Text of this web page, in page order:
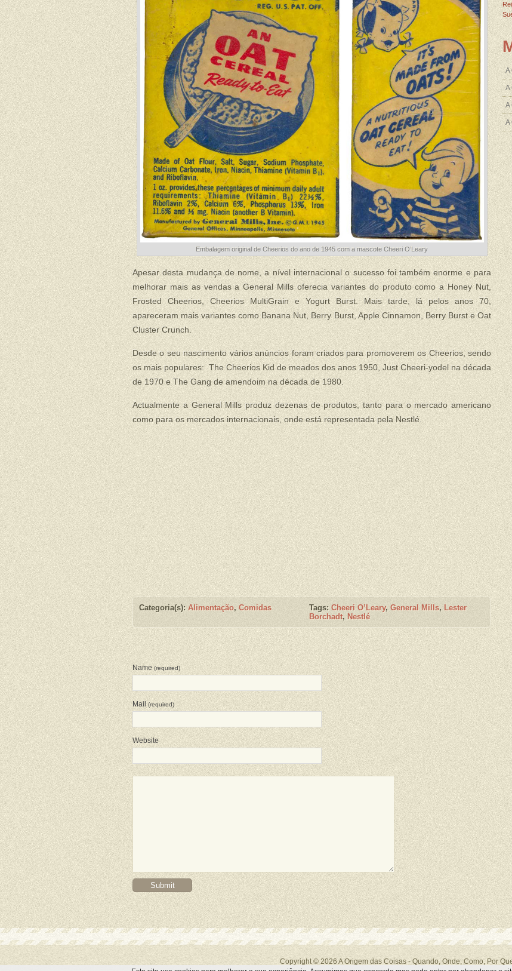
Embalagem original de Cheerios do ano de 1945 com a mascote Cheeri O’Leary
Apesar desta mudança de nome, a nível internacional o sucesso foi também enorme e para
melhorar mais as vendas a General Mills oferecia variantes do produto como a Honey Nut,
Frosted Cheerios, Cheerios MultiGrain e Yogurt Burst. Mais tarde, lá pelos anos 70,
apareceram mais variantes como Banana Nut, Berry Burst, Apple Cinnamon, Berry Burst e Oat
Cluster Crunch.
Desde o seu nascimento vários anúncios foram criados para promoverem os Cheerios, sendo
os mais populares: The Cheerios Kid de meados dos anos 1950, Just Cheeri-yodel na década
de 1970 e The Gang de amendoim na década de 1980.
Actualmente a General Mills produz dezenas de produtos, tanto para o mercado americano
como para os mercados internacionais, onde está representada pela Nestlé.
Categoria(s): Alimentação, Comidas Tags: Cheeri O’Leary, General Mills, Lester
Borchadt, Nestlé
Name(required)
Mail (required)
Website
A
A
A
A
Copyright © 2026A Origem das Coisas- Quando, Onde, Como, Por